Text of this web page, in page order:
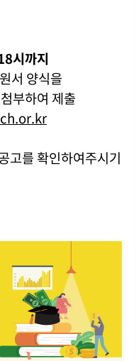
시까지
서 양식을
부하여 제출
고를 확인하여주시기